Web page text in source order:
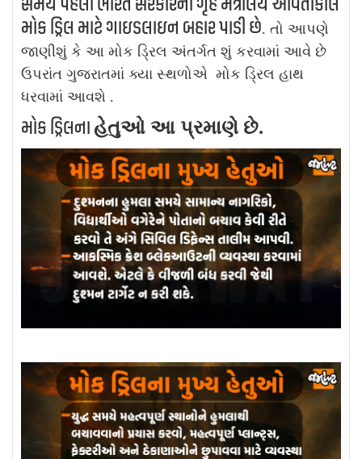
મોક ડ્રિલ માટે ગાઇડલાઇન બહાર પાડી છે. તો આપણે
જાણીશું કે આ મોક ડ્રિલ અંતર્ગત શું કરવામાં આવે છે
ઉપરાંત ગુજરાતમાં ક્યા સ્થળોએ મોક ડ્રિલ હાથ
ધરવામાં આવશે .
મોક ડ્રિલના હેતુઓ આ પ્રમાણે છે.